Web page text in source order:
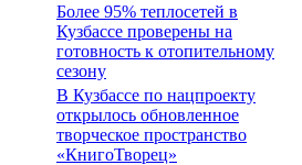
Более 95% теплосетей в
Кузбассе проверены на
готовность к отопительному
сезону
В Кузбассе по нацпроекту
открылось обновленное
творческое пространство
«КнигоТворец»